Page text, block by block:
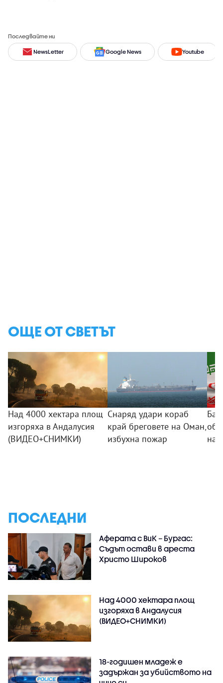
Последвайте ни
NewsLetter Google News Youtube
ОЩЕ ОТ СВЕТЪТ
Над 4000 хектара площ
изгоряха в Андалусия
(ВИДЕО+СНИМКИ)
Снаряд удари кораб
край бреговете на Оман,
избухна пожар
на
ПОСЛЕДНИ
Аферата с ВиК – Бургас:
Съдът остави в ареста
Христо Широков
Над 4000 хектара площ
изгоряха в Андалусия
(ВИДЕО+СНИМКИ)
18-годишен младеж е
задържан за убийството на